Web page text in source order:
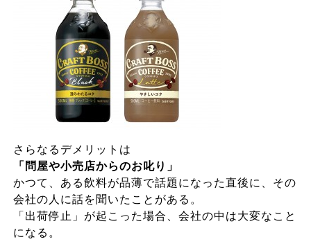
さらなるデメリットは
「問屋や小売店からのお叱り」
かつて、ある飲料が品薄で話題になった直後に、その
会社の人に話を聞いたことがある。
「出荷停止」が起こった場合、会社の中は大変なこと
になる。